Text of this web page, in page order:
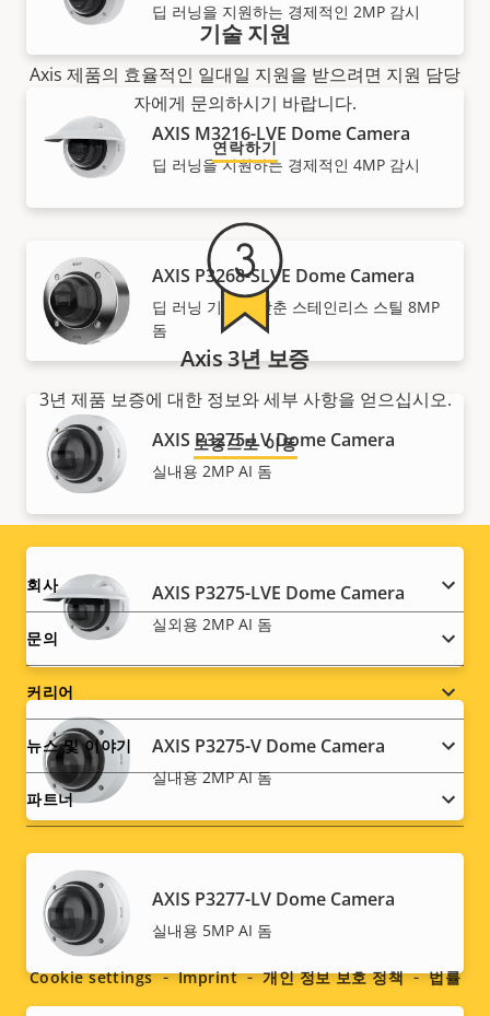
딥 러닝을 지원하는 경제적인 2MP 감시
AXIS M3216-LVE Dome Camera
딥 러닝을 지원하는 경제적인 4MP 감시
AXIS P3268-SLVE Dome Camera
딥 러닝 기능을 갖춘 스테인리스 스틸 8MP
돔
AXIS P3275-LV Dome Camera
실내용 2MP AI 돔
AXIS P3275-LVE Dome Camera
실외용 2MP AI 돔
AXIS P3275-V Dome Camera
실내용 2MP AI 돔
AXIS P3277-LV Dome Camera
실내용 5MP AI 돔
기술 지원
Axis 제품의 효율적인 일대일 지원을 받으려면 지원 담당
자에게 문의하시기 바랍니다.
연락하기
Axis 3년 보증
3년 제품 보증에 대한 정보와 세부 사항을 얻으십시오.
보증으로 이동
Footer
menu
회사
문의
커리어
뉴스 및 이야기
파트너
Social
menu
Cookie settings Imprint 개인 정보 보호 정책 법률